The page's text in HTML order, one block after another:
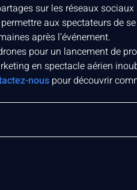
sur les réseaux
aux spectateurs de
après l’événement.
pour un lancement de
en spectacle aérien
nouspour découvrir